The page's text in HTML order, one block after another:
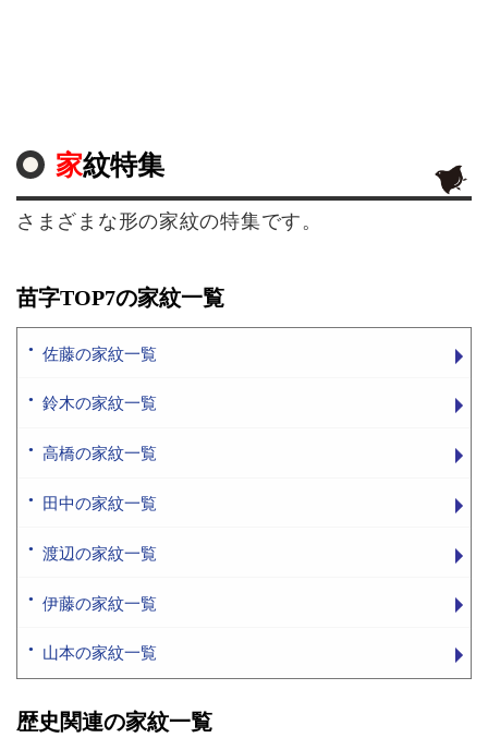
家紋特集
さまざまな形の家紋の特集です。
苗字TOP7の家紋一覧
佐藤の家紋一覧
鈴木の家紋一覧
高橋の家紋一覧
田中の家紋一覧
渡辺の家紋一覧
伊藤の家紋一覧
山本の家紋一覧
歴史関連の家紋一覧